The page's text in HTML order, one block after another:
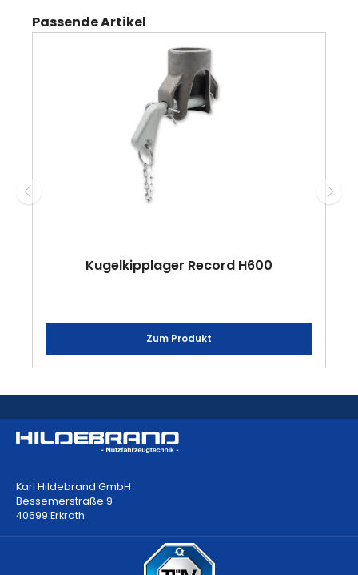
Produktgalerie überspringen
Passende Artikel
Kugelkipplager Record H600
Zum Produkt
Karl Hildebrand GmbH
Bessemerstraße 9
40699 Erkrath